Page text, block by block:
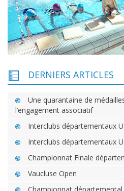
DERNIERS ARTICLES
Une quarantaine de
l’engagement associatif
Interclubs départementaux
Interclubs départementaux
Championnat Finale
Vaucluse Open